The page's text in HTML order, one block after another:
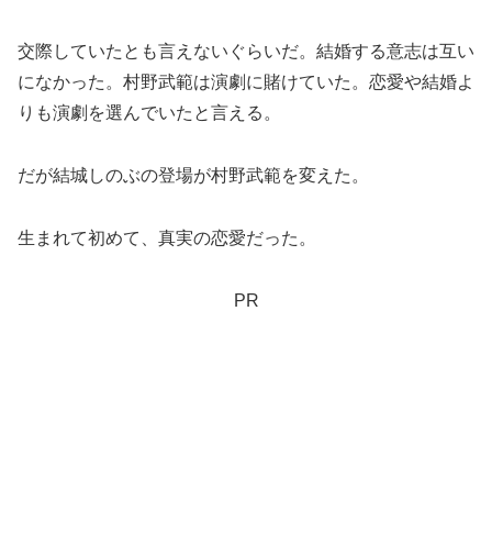
交際していたとも言えないぐらいだ。結婚する意志は互い
になかった。村野武範は演劇に賭けていた。恋愛や結婚よ
りも演劇を選んでいたと言える。
だが結城しのぶの登場が村野武範を変えた。
生まれて初めて、真実の恋愛だった。
PR